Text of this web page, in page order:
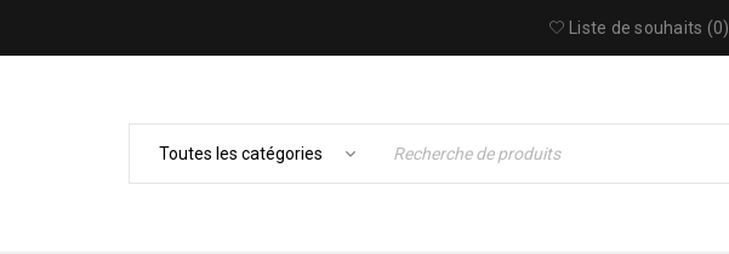
Liste de souhaits (0)